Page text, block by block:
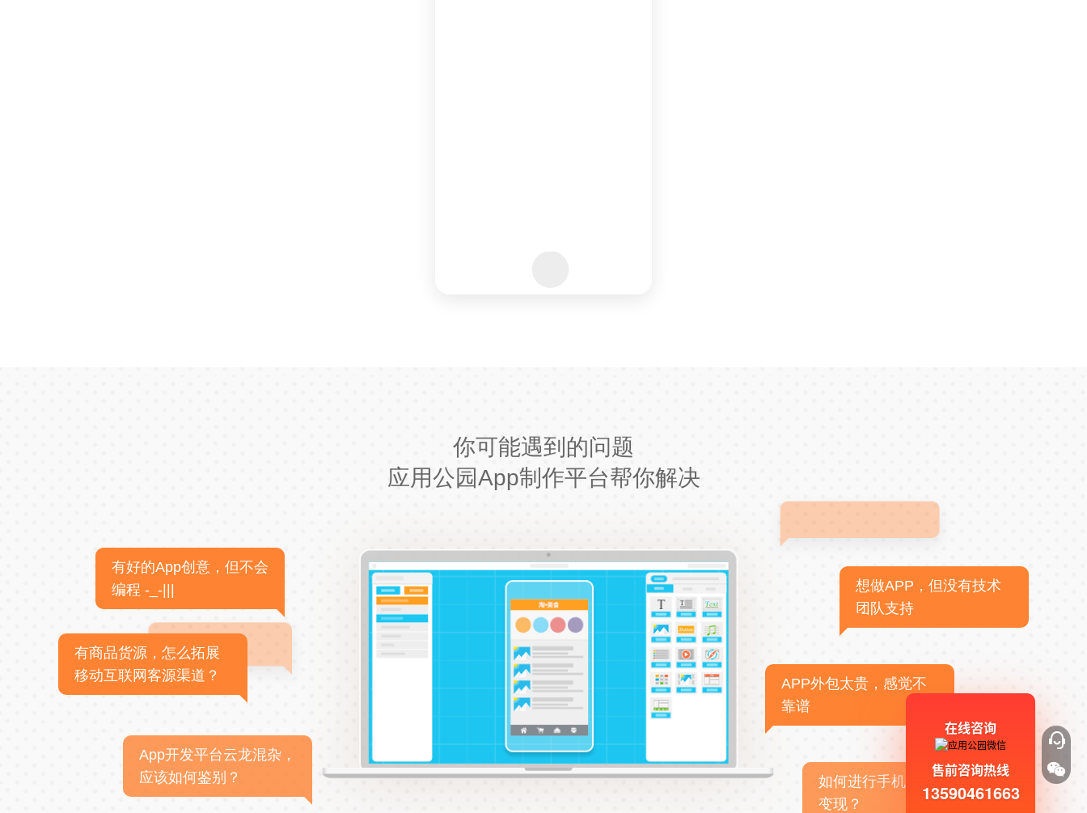
你可能遇到的问题
应用公园App制作平台帮你解决
有好的App创意，但不会
编程 -_-|||
有商品货源，怎么拓展
移动互联网客源渠道？
App开发平台云龙混杂，
应该如何鉴别？
想做APP，但没有技术
团队支持
APP外包太贵，感觉不
靠谱
如何进行手机APP商业
变现？
在线咨询
售前咨询热线
13590461663